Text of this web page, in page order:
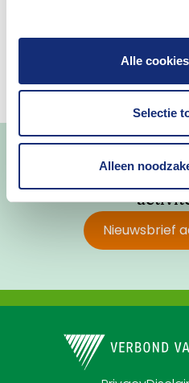
Alle
Selectie
Alleen
Blijf op de
Nieuwsbrief